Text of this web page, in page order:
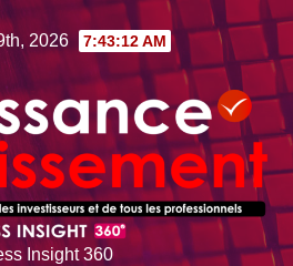
2026 7:43:13 AM
Insight 360